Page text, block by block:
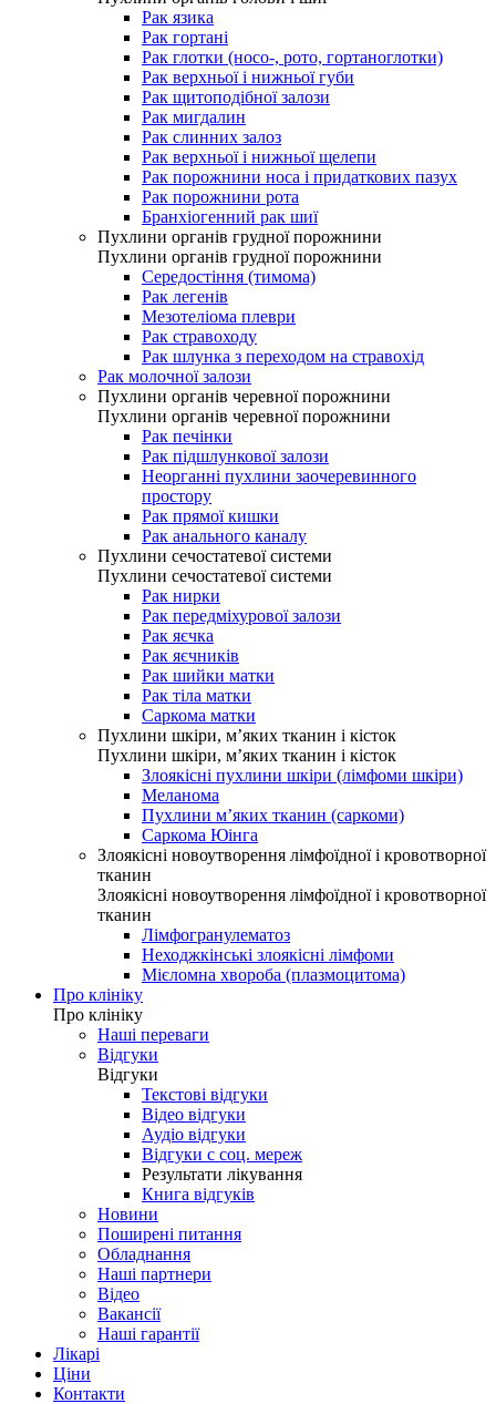
Рак язика
Рак гортані
Рак глотки (носо-, рото, гортаноглотки)
Рак верхньої і нижньої губи
Рак щитоподібної залози
Рак мигдалин
Рак слинних залоз
Рак верхньої і нижньої щелепи
Рак порожнини носа і придаткових пазух
Рак порожнини рота
Бранхіогенний рак шиї
Пухлини органів грудної порожнини
Пухлини органів грудної порожнини
Середостіння (тимома)
Рак легенів
Мезотеліома плеври
Рак стравоходу
Рак шлунка з переходом на стравохід
Рак молочної залози
Пухлини органів черевної порожнини
Пухлини органів черевної порожнини
Рак печінки
Рак підшлункової залози
Неорганні пухлини заочеревинного
простору
Рак прямої кишки
Рак анального каналу
Пухлини сечостатевої системи
Пухлини сечостатевої системи
Рак нирки
Рак передміхурової залози
Рак яєчка
Рак яєчників
Рак шийки матки
Рак тіла матки
Саркома матки
Пухлини шкіри, м’яких тканин і кісток
Пухлини шкіри, м’яких тканин і кісток
Злоякісні пухлини шкіри (лімфоми шкіри)
Меланома
Пухлини м’яких тканин (саркоми)
Саркома Юінга
Злоякісні новоутворення лімфоїдної і кровотворної
тканин
Злоякісні новоутворення лімфоїдної і кровотворної
тканин
Лімфогранулематоз
Неходжкінські злоякісні лімфоми
Мієломна хвороба (плазмоцитома)
Про клініку
Про клініку
Наші переваги
Відгуки
Відгуки
Текстові відгуки
Відео відгуки
Аудіо відгуки
Відгуки с соц. мереж
Результати лікування
Книга відгуків
Новини
Поширені питання
Обладнання
Наші партнери
Відео
Вакансії
Наші гарантії
Лікарі
Ціни
Контакти